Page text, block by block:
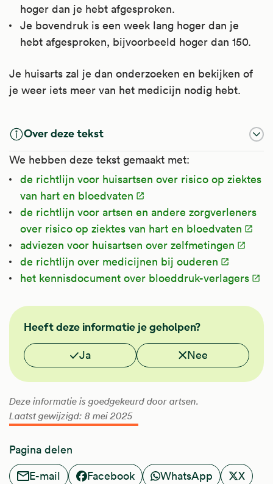
hoger dan je hebt afgesproken.
Je bovendruk is een week lang hoger dan je
hebt afgesproken, bijvoorbeeld hoger dan 150.
Je huisarts zal je dan onderzoeken en bekijken of
je weer iets meer van het medicijn nodig hebt.
Over deze tekst
We hebben deze tekst gemaakt met:
de richtlijn voor huisartsen over risico op ziektes
van hart en bloedvaten
de richtlijn voor artsen en andere zorgverleners
over risico op ziektes van hart en bloedvaten
adviezen voor huisartsen over zelfmetingen
de richtlijn over medicijnen bij ouderen
het kennisdocument over bloeddruk-verlagers
NHG
Heeft deze informatie je geholpen?
Vond je deze informatie nuttig?
Ja Nee
Deze informatie is goedgekeurd door artsen.
Laatst gewijzigd: 8 mei 2025
Pagina delen
E-mail
Facebook WhatsApp X